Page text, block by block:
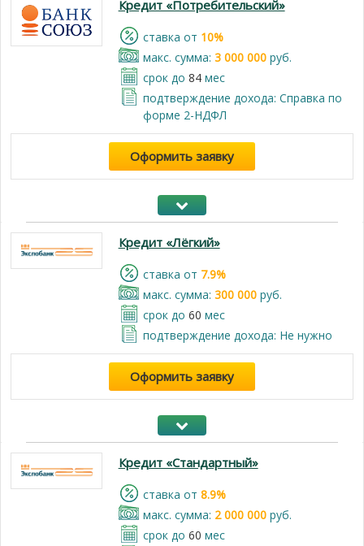
Кредит «Потребительский»
cтавка от 10%
макс. сумма: 3 000 000руб.
срок до 84мес
подтверждение дохода: Справка по
форме 2-НДФЛ
Оформить заявку
Кредит «Лёгкий»
cтавка от 7.9%
макс. сумма: 300 000руб.
срок до 60 мес
подтверждение дохода: Не нужно
Оформить заявку
Кредит «Стандартный»
cтавка от 8.9%
макс. сумма: 2 000 000руб.
срок до 60 мес